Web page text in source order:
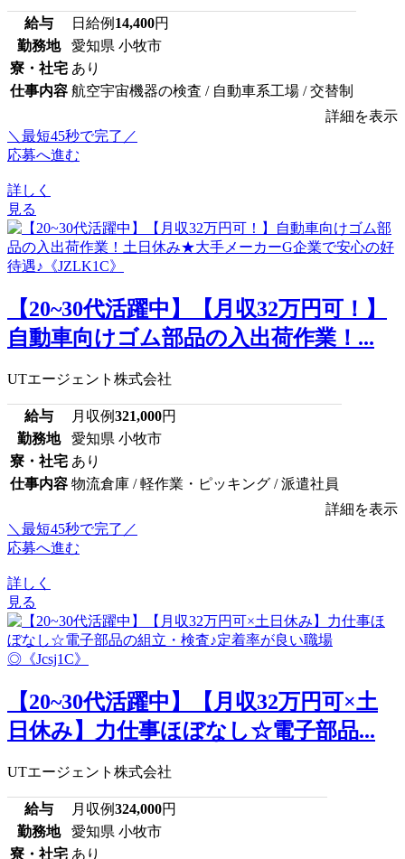
給与 日給例 14,400円
勤務地
愛知県 小牧市
寮・社宅 あり
仕事内容 航空宇宙機器の検査 / 自動車系工場 / 交替制
詳細を表示
＼最短45秒で完了／
応募へ進む
詳しく
見る
【20~30代活躍中】【月収32万円可！】
自動車向けゴム部品の入出荷作業！...
UTエージェント株式会社
給与 月収例321,000円
勤務地
愛知県 小牧市
寮・社宅 あり
仕事内容 物流倉庫 / 軽作業・ピッキング / 派遣社員
詳細を表示
＼最短45秒で完了／
応募へ進む
詳しく
見る
【20~30代活躍中】【月収32万円可×土
日休み】力仕事ほぼなし☆電子部品...
UTエージェント株式会社
給与 月収例324,000円
勤務地
愛知県 小牧市
寮・社宅 あり